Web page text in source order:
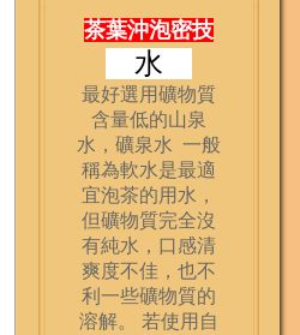
茶葉沖泡密技
水
最好選用礦物質
含量低的山泉
水，礦泉水 一般
稱為軟水是最適
宜泡茶的用水，
但礦物質完全沒
有純水，口感清
爽度不佳，也不
利一些礦物質的
溶解。 若使用自